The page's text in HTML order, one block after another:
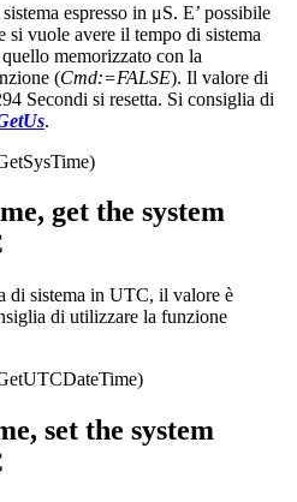
espresso in μS. E’ possibile
si vuole avere il tempo di sistema
memorizzato con la
(Cmd:=FALSE). Il valore di
Secondi si resetta. Si consiglia di
.
get the system
di sistema in UTC, il valore è
di utilizzare la funzione
set the system